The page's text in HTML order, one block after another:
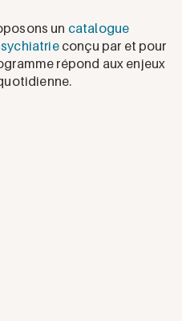
un catalogue
conçu par et pour
répond aux enjeux